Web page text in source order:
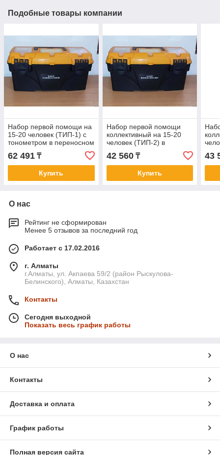
Подобные товары компании
Набор первой помощи на
15-20 человек (ТИП-1) с
тонометром в переносном
пластиковом чемоданчике
62 491 ₸
Купить
Набор первой помощи
коллективный на 15-20
человек (ТИП-2) в
переносном пластиковом
футляре
42 560₸
Купить
43
О нас
Рейтинг не сформирован
Менее 5 отзывов за последний год
Работает с 17.02.2016
г. Алматы
г.Алматы, ул. Акпаева 59/2 (район Рыскулова-
Белинского), Алматы, Казахстан
Контакты
Сегодня выходной
Показать весь график работы
О нас
Контакты
Доставка и оплата
График работы
Полная версия сайта